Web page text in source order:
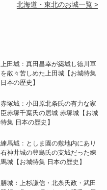
北海道・東北のお城一覧 >
上田城：真田昌幸が築城し徳川軍
を散々苦しめた上田城【お城特集
日本の歴史】
赤塚城：小田原北条氏の有力な家
臣赤塚千葉氏の居城 赤塚城【お城
特集 日本の歴史】
練馬城：としま園の敷地内にあり
石神井城の豊島氏の支城だった練
馬城【お城特集 日本の歴史】
膳城：上杉謙信・北条氏政・武田